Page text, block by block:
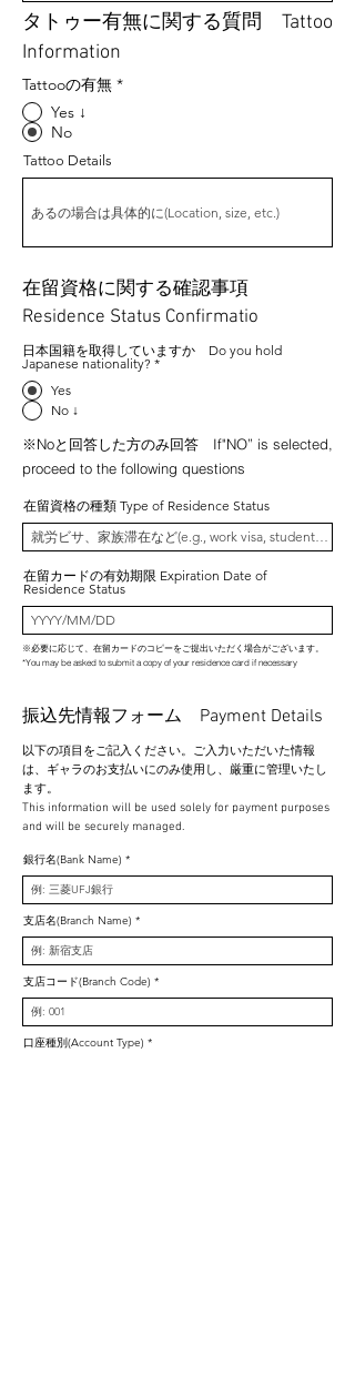
​タトゥー有無に関する質問 Tattoo
Information
Tattooの有無 *
Yes ↓
No
Tattoo Details
​在留資格に関する確認事項
Residence Status Confirmatio
日本国籍を取得していますか Do you hold
Japanese nationality? *
Yes
No ↓
※Noと回答した方のみ回答 If"NO” is selected,
proceed to the following questions
在留資格の種類 Type of Residence Status
在留カードの有効期限 Expiration Date of
Residence Status
※必要に応じて、在留カードのコピーをご提出いただく場合がございます。
​*You may be asked to submit a copy of your residence card if necessary
振込先情報フォーム Payment Details
以下の項目をご記入ください。ご入力いただいた情報
は、ギャラのお支払いにのみ使用し、厳重に管理いたし
ます。
This information will be used solely for payment purposes
and will be securely managed.
銀行名(Bank Name)
支店名(Branch Name)
支店コード(Branch Code)
口座種別(Account Type)